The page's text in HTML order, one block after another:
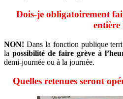
Dois-je obligatoirement
entière
NON! Dans la fonction publique
la possibilité de faire grève à
demi-journée ou à la journée.
Quelles retenues seront